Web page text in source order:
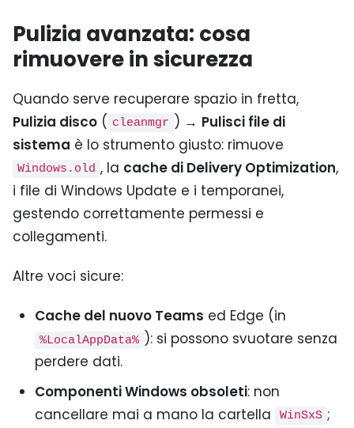
Pulizia avanzata: cosa
rimuovere in sicurezza
Quando serve recuperare spazio in fretta,
Pulizia disco ( cleanmgr ) → Pulisci file di
sistema è lo strumento giusto: rimuove
Windows.old , la cache di Delivery Optimization,
i file di Windows Update e i temporanei,
gestendo correttamente permessi e
collegamenti.
Altre voci sicure:
Cache del nuovo Teams ed Edge (in
%LocalAppData% ): si possono svuotare senza
perdere dati.
Componenti Windows obsoleti: non
cancellare mai a mano la cartella
WinSxS ;